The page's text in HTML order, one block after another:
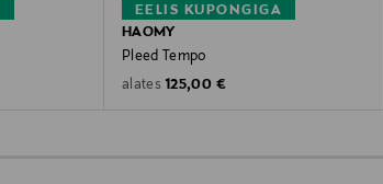
EELIS KUPONGIGA
HAOMY
Pleed Tempo
alates Original Price
125,00 €